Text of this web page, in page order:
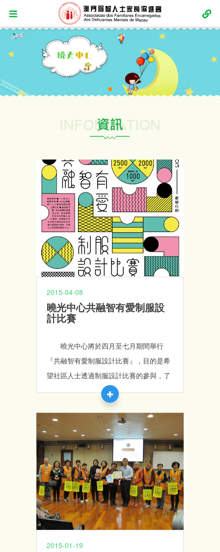
2015-04-08
曉光中心共融智有愛制服設
計比賽
曉光中心將於四月至七月期間舉行
『共融智有愛制服設計比賽』，目的是希
望社區人士透過制服設計比賽的參與，了
解並認識中、重度智障人士的日常生活狀
況及其特性，推廣社會共融的理念。過程
中除了可以讓本中心學員認識到新的朋友
外，更可以讓學員透過投票方式，選擇自
我喜愛的制服，加強學員的自我決策，並
與社會建立正向的連繫。 參加者可於主辦
單位提供的指定衣服上設計圖案，並輸出
設計樣板於截止日期前寄回曉光中心，比
賽將會設冠、亞、季三名及優勝組兩名，
得獎者可獲得豐富的獎金及設計圖樣將會
2015-01-19